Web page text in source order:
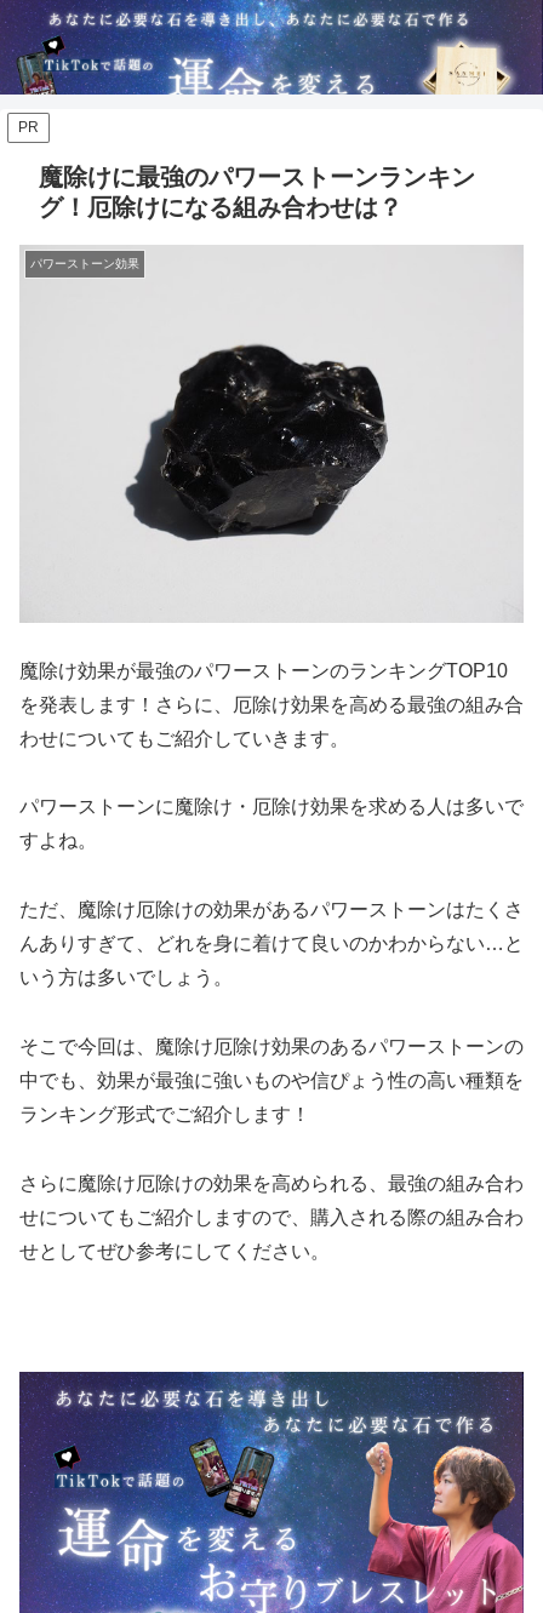
PR
魔除けに最強のパワーストーンランキン
グ！厄除けになる組み合わせは？
パワーストーン効果
魔除け効果が最強のパワーストーンのランキングTOP10
を発表します！さらに、厄除け効果を高める最強の組み合
わせについてもご紹介していきます。
パワーストーンに魔除け・厄除け効果を求める人は多いで
すよね。
ただ、魔除け厄除けの効果があるパワーストーンはたくさ
んありすぎて、どれを身に着けて良いのかわからない…と
いう方は多いでしょう。
そこで今回は、魔除け厄除け効果のあるパワーストーンの
中でも、効果が最強に強いものや信ぴょう性の高い種類を
ランキング形式でご紹介します！
さらに魔除け厄除けの効果を高められる、最強の組み合わ
せについてもご紹介しますので、購入される際の組み合わ
せとしてぜひ参考にしてください。